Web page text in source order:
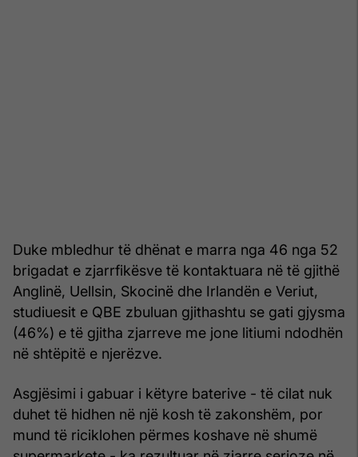
Duke mbledhur të dhënat e marra nga 46 nga 52
brigadat e zjarrfikësve të kontaktuara në të gjithë
Anglinë, Uellsin, Skocinë dhe Irlandën e Veriut,
studiuesit e QBE zbuluan gjithashtu se gati gjysma
(46%) e të gjitha zjarreve me jone litiumi ndodhën
në shtëpitë e njerëzve.
Asgjësimi i gabuar i këtyre baterive - të cilat nuk
duhet të hidhen në një kosh të zakonshëm, por
mund të riciklohen përmes koshave në shumë